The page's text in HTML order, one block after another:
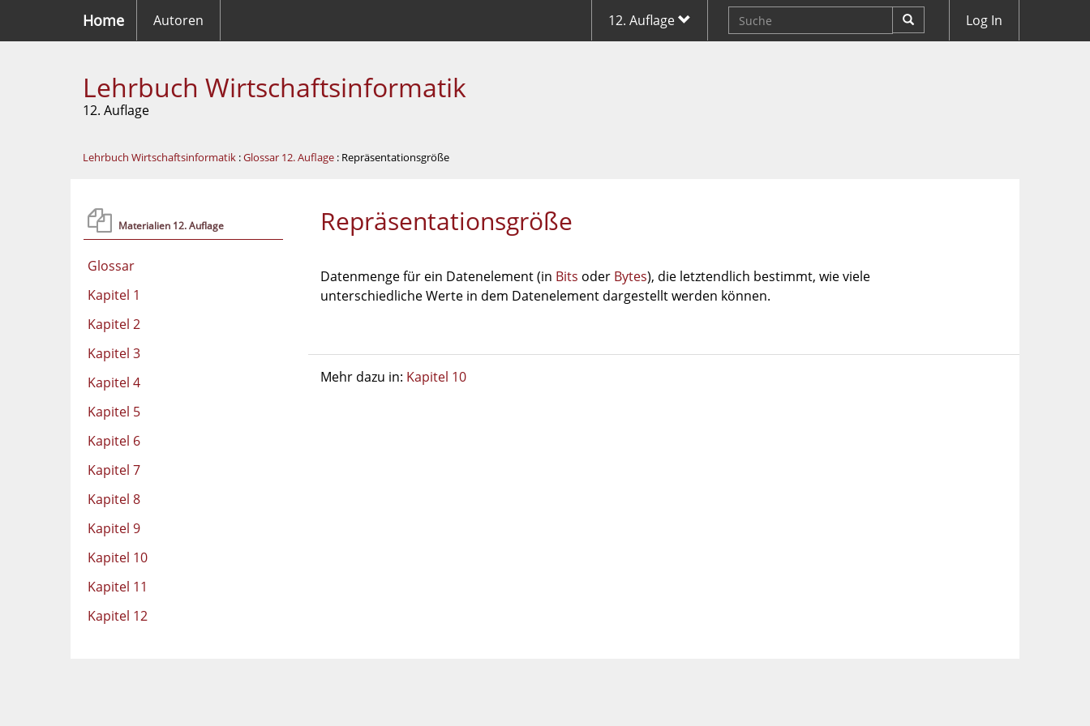
Home Autoren 12. Auflage Log In
Lehrbuch Wirtschaftsinformatik
12. Auflage
Lehrbuch Wirtschaftsinformatik :Glossar 12. Auflage : Repräsentationsgröße
Materialien 12. Auflage
Glossar
Kapitel 1
Kapitel 2
Kapitel 3
Kapitel 4
Kapitel 5
Kapitel 6
Kapitel 7
Kapitel 8
Kapitel 9
Kapitel 10
Kapitel 11
Kapitel 12
Repräsentationsgröße
Datenmenge für ein Datenelement (in Bits oder Bytes), die letztendlich bestimmt, wie viele
unterschiedliche Werte in dem Datenelement dargestellt werden können.
Mehr dazu in: Kapitel 10